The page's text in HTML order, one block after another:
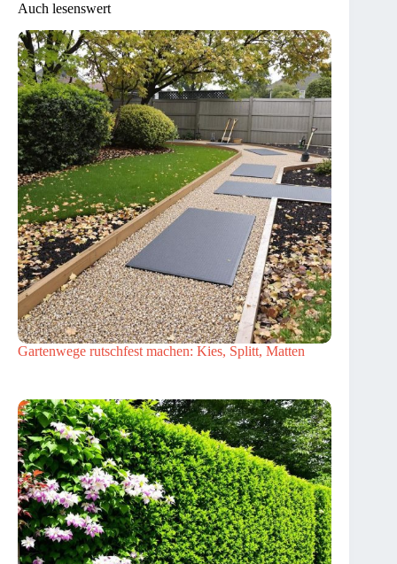
Auch lesenswert
Gartenwege rutschfest machen: Kies, Splitt, Matten